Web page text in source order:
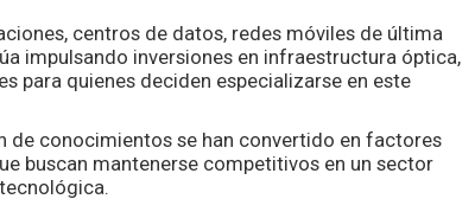
centros de datos, redes móviles de última
impulsando inversiones en infraestructura óptica,
para quienes deciden especializarse en este
de conocimientos se han convertido en factores
buscan mantenerse competitivos en un sector